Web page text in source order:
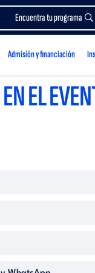
Encuentra tu programa
Admisión y financiación
EL